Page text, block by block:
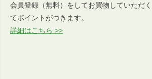
会員登録（無料）をしてお買物していただ
てポイントがつきます。
詳細はこちら >>